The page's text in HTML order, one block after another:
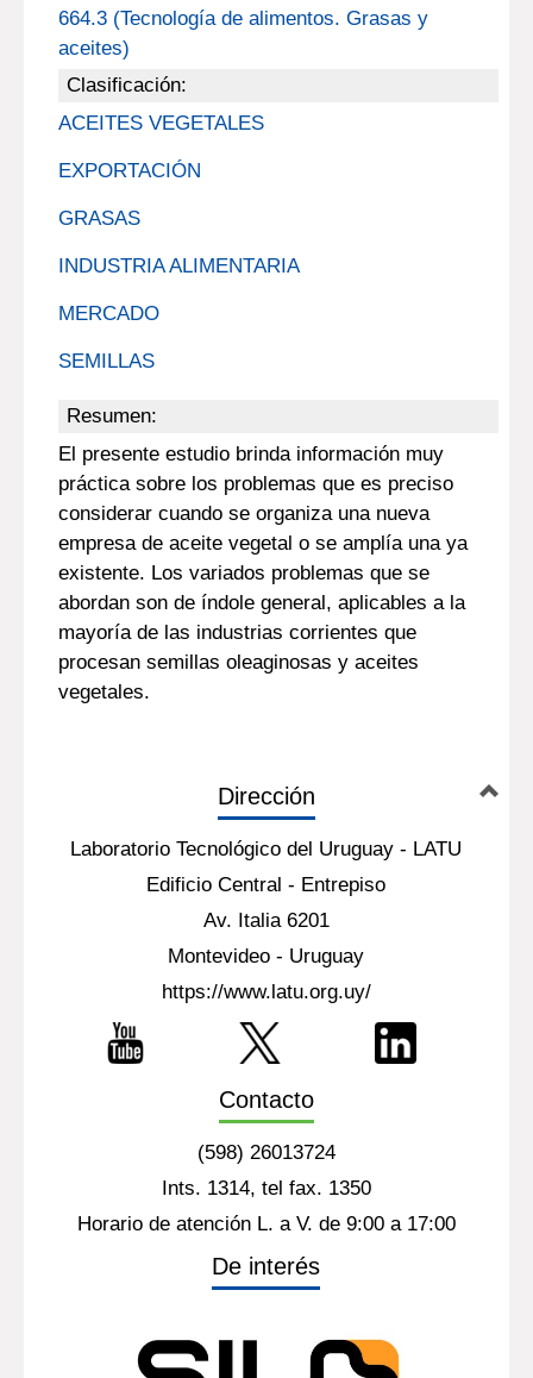
664.3 (Tecnología de alimentos. Grasas y
aceites)
Clasificación:
ACEITES VEGETALES
EXPORTACIÓN
GRASAS
INDUSTRIA ALIMENTARIA
MERCADO
SEMILLAS
Resumen:
El presente estudio brinda información muy
práctica sobre los problemas que es preciso
considerar cuando se organiza una nueva
empresa de aceite vegetal o se amplía una ya
existente. Los variados problemas que se
abordan son de índole general, aplicables a la
mayoría de las industrias corrientes que
procesan semillas oleaginosas y aceites
vegetales.
Dirección
Laboratorio Tecnológico del Uruguay - LATU
Edificio Central - Entrepiso
Av. Italia 6201
Montevideo - Uruguay
https://www.latu.org.uy/
Contacto
(598) 26013724
Ints. 1314, tel fax. 1350
Horario de atención L. a V. de 9:00 a 17:00
De interés